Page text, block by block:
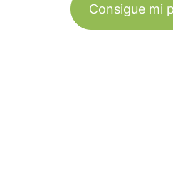
Consigue mi